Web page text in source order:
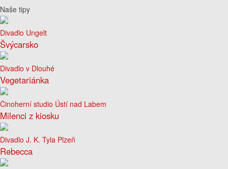
Naše tipy
Divadlo Ungelt
Švýcarsko
Divadlo v Dlouhé
Vegetariánka
Činoherní studio Ústí nad Labem
Milenci z kiosku
Divadlo J. K. Tyla Plzeň
Rebecca